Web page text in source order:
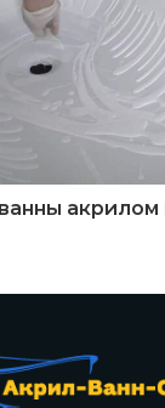
акрилом